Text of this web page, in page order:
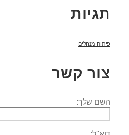
תגיות
פיתוח מנהלים
צור קשר
השם שלך: